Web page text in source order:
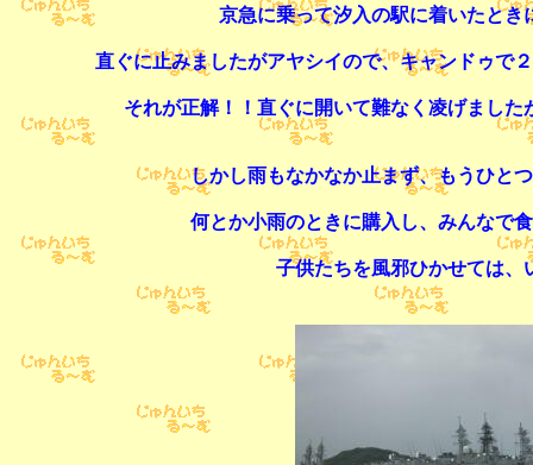
京急に乗って汐入の駅に着いたとき
直ぐに止みましたがアヤシイので、キャンドゥで
それが正解！！直ぐに開いて難なく凌げまし
しかし雨もなかなか止まず、もうひと
何とか小雨のときに購入し、みんなで
子供たちを風邪ひかせては、